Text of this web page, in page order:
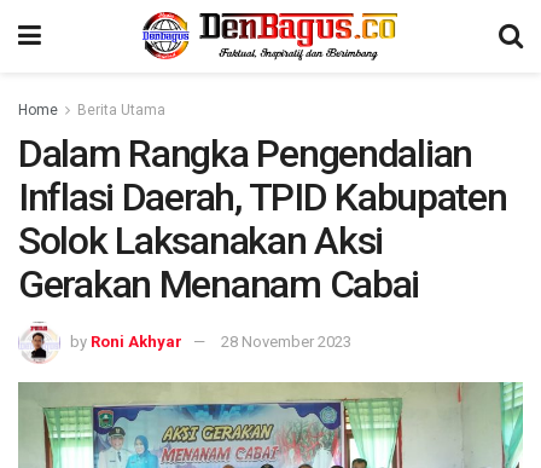
Home Berita Utama
Dalam Rangka Pengendalian
Inflasi Daerah, TPID Kabupaten
Solok Laksanakan Aksi
Gerakan Menanam Cabai
by Roni Akhyar 28 November 2023